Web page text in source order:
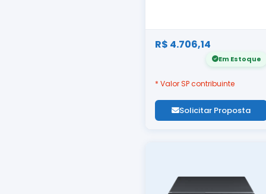
R$ 4.706,14
Em Estoque
* Valor SP contribuinte
Solicitar Proposta